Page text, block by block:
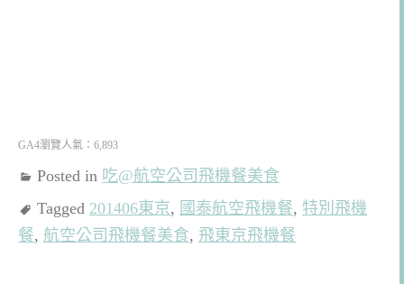
GA4瀏覽人氣：6,893
Posted in 吃@航空公司飛機餐美食
Tagged 201406東京, 國泰航空飛機餐, 特別飛機
餐, 航空公司飛機餐美食, 飛東京飛機餐